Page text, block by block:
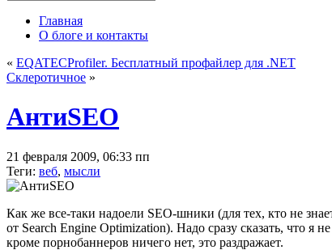
Главная
О блоге и контакты
« EQATECProfiler. Бесплатный профайлер для .NET
Склеротичное »
АнтиSEO
21 февраля 2009, 06:33 пп
Теги: веб, мысли
Как же все-таки надоели SEO-шники (для тех, кто не
от Search Engine Optimization). Надо сразу сказать, что
кроме порнобаннеров ничего нет, это раздражает.